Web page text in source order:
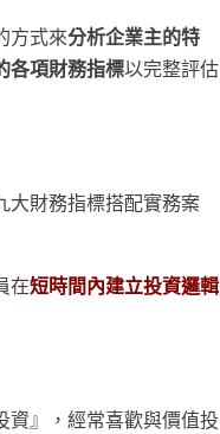
方式來分析企業主的特
各項財務指標以完整評估
大財務指標搭配實務案
在短時間內建立投資邏輯
資』，經常喜歡與價值投